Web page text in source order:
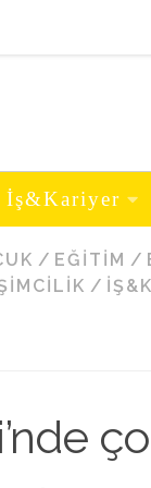
İş&Kariyer
/ EĞITIM /
/